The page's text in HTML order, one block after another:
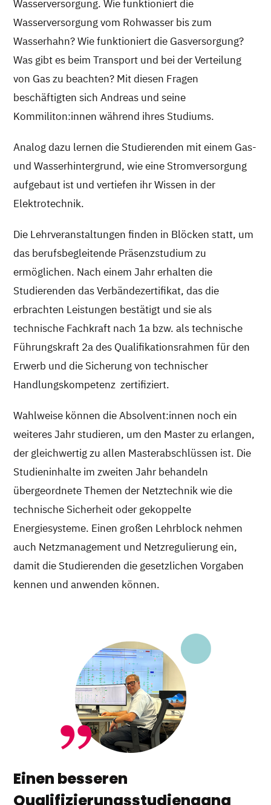
Wasserversorgung. Wie funktioniert die
Wasserversorgung vom Rohwasser bis zum
Wasserhahn? Wie funktioniert die Gasversorgung?
Was gibt es beim Transport und bei der Verteilung
von Gas zu beachten? Mit diesen Fragen
beschäftigten sich Andreas und seine
Kommiliton:innen während ihres Studiums.
Analog dazu lernen die Studierenden mit einem Gas-
und Wasserhintergrund, wie eine Stromversorgung
aufgebaut ist und vertiefen ihr Wissen in der
Elektrotechnik.
Die Lehrveranstaltungen finden in Blöcken statt, um
das berufsbegleitende Präsenzstudium zu
ermöglichen. Nach einem Jahr erhalten die
Studierenden das Verbändezertifikat, das die
erbrachten Leistungen bestätigt und sie als
technische Fachkraft nach 1a bzw. als technische
Führungskraft 2a des Qualifikationsrahmen für den
Erwerb und die Sicherung von technischer
Handlungskompetenz zertifiziert.
Wahlweise können die Absolvent:innen noch ein
weiteres Jahr studieren, um den Master zu erlangen,
der gleichwertig zu allen Masterabschlüssen ist. Die
Studieninhalte im zweiten Jahr behandeln
übergeordnete Themen der Netztechnik wie die
technische Sicherheit oder gekoppelte
Energiesysteme. Einen großen Lehrblock nehmen
auch Netzmanagement und Netzregulierung ein,
damit die Studierenden die gesetzlichen Vorgaben
kennen und anwenden können.
Einen besseren
Qualifizierungsstudiengang